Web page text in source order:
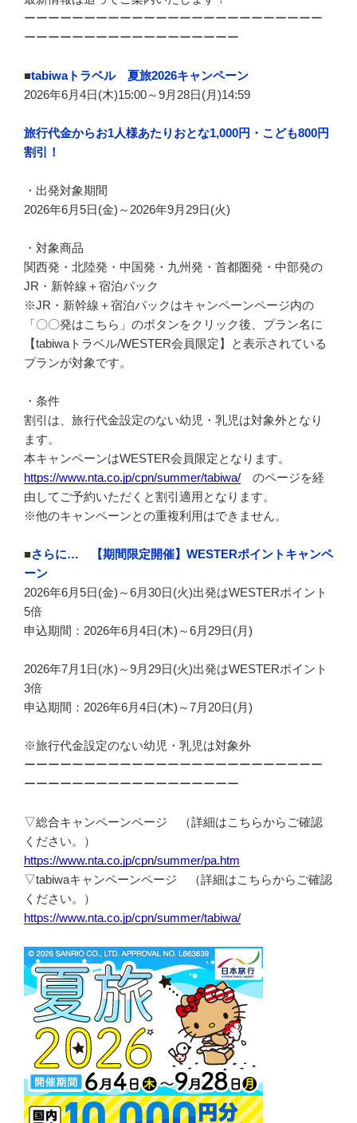
ーーーーーーーーーーーーーーーーーーーーーーーーー
ーーーーーーーーーーーーーーーーーー
■tabiwaトラベル 夏旅2026キャンペーン
2026年6月4日(木)15:00～9月28日(月)14:59
旅行代金からお1人様あたりおとな1,000円・こども800円
割引！
・出発対象期間
2026年6月5日(金)～2026年9月29日(火)
・対象商品
関西発・北陸発・中国発・九州発・首都圏発・中部発の
JR・新幹線＋宿泊パック
※JR・新幹線＋宿泊パックはキャンペーンページ内の
「〇〇発はこちら」のボタンをクリック後、プラン名に
【tabiwaトラベル/WESTER会員限定】と表示されている
プランが対象です。
・条件
割引は、旅行代金設定のない幼児・乳児は対象外となり
ます。
本キャンペーンはWESTER会員限定となります。
https://www.nta.co.jp/cpn/summer/tabiwa/ のページを経
由してご予約いただくと割引適用となります。
※他のキャンペーンとの重複利用はできません。
■さらに…
【期間限定開催】WESTERポイントキャンペ
ーン
2026年6月5日(金)～6月30日(火)出発はWESTERポイント
5倍
申込期間：2026年6月4日(木)～6月29日(月)
2026年7月1日(水)～9月29日(火)出発はWESTERポイント
3倍
申込期間：2026年6月4日(木)～7月20日(月)
※旅行代金設定のない幼児・乳児は対象外
ーーーーーーーーーーーーーーーーーーーーーーーーー
ーーーーーーーーーーーーーーーーーー
▽総合キャンペーンページ （詳細はこちらからご確認
ください。）
https://www.nta.co.jp/cpn/summer/pa.htm
▽tabiwaキャンペーンページ （詳細はこちらからご確認
ください。）
https://www.nta.co.jp/cpn/summer/tabiwa/